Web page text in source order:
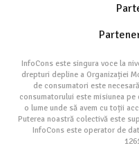
InfoCons este singura voce la
drepturi depline a Organizației
de consumatori este
consumatorului este misiunea pe
o lume unde să avem cu toții
Puterea noastră colectivă este
InfoCons este operator de